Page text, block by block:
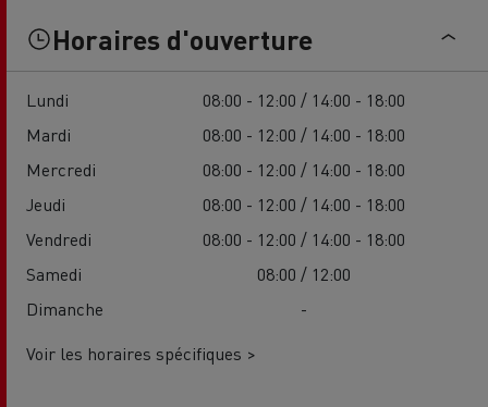
Horaires d'ouverture
Lundi
08:00 - 12:00 / 14:00 - 18:00
Mardi
08:00 - 12:00 / 14:00 - 18:00
Mercredi
08:00 - 12:00 / 14:00 - 18:00
Jeudi
08:00 - 12:00 / 14:00 - 18:00
Vendredi
08:00 - 12:00 / 14:00 - 18:00
Samedi
08:00 / 12:00
Dimanche
-
Voir les horaires spécifiques >